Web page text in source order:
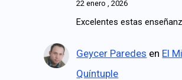
22 enero , 2026
Excelentes estas
Geycer Paredes en El
Quíntuple